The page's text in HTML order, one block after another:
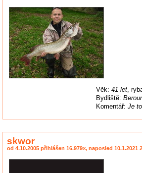
Věk: 41 let,
Bydliště:
Komentář: Je
skwor
od 4.10.2005 přihlášen 16.979×, naposled